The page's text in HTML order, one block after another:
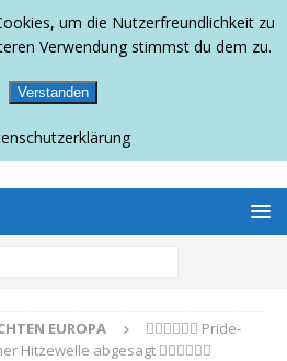
MAGAZIN
EUROPA
🏳️‍🌈🏳️‍🌈🏳️‍🌈 Pride-
Hitzewelle abgesagt 🏳️‍🌈🏳️‍🌈🏳️‍🌈
um die Nutzerfreundlichkeit zu
Verwendung stimmst du dem zu.
Verstanden